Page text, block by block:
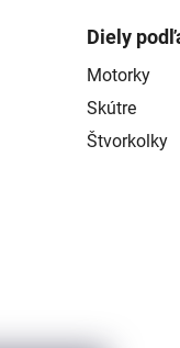
Diely
Motorky
Skútre
Štvorkolky